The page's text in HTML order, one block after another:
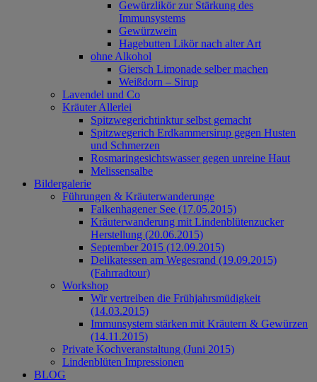
Gewürzlikör zur Stärkung des
Immunsystems
Gewürzwein
Hagebutten Likör nach alter Art
ohne Alkohol
Giersch Limonade selber machen
Weißdorn – Sirup
Lavendel und Co
Kräuter Allerlei
Spitzwegerichtinktur selbst gemacht
Spitzwegerich Erdkammersirup gegen Husten
und Schmerzen
Rosmaringesichtswasser gegen unreine Haut
Melissensalbe
Bildergalerie
Führungen & Kräuterwanderunge
Falkenhagener See (17.05.2015)
Kräuterwanderung mit Lindenblütenzucker
Herstellung (20.06.2015)
September 2015 (12.09.2015)
Delikatessen am Wegesrand (19.09.2015)
(Fahrradtour)
Workshop
Wir vertreiben die Frühjahrsmüdigkeit
(14.03.2015)
Immunsystem stärken mit Kräutern & Gewürzen
(14.11.2015)
Private Kochveranstaltung (Juni 2015)
Lindenblüten Impressionen
BLOG